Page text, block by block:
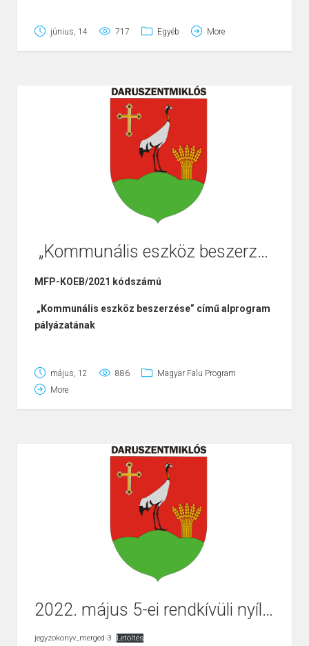
június, 14 717 Egyéb More
„Kommunális eszköz beszerzése” című alprogram pályázatának
MFP-KOEB/2021 kódszámú
„Kommunális eszköz beszerzése” című alprogram
pályázatának
Kedvezményezett neve:
Daruszentmiklós Község
Önkormányzata
Szerződött támogatás összege:
Támogatás mértéke:100%
A projekt tartalmának bemutatása:
Daruszentmiklós Község Önkormányzata a Magyar
falu Program keretében a meghirdetett Kommunális
eszköz beszerzése című alprogram keretében, a
rendszeres felújítását biztosító kisteherautó
május, 12 886
Magyar Falu Program
More
2022. május 5-ei rendkívüli nyílt ülés
jegyzokonyv_merged-3 Letöltés